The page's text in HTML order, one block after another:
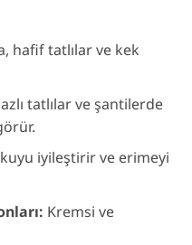
hafif tatlılar ve kek
tatlılar ve şantilerde
iyileştirir ve erimeyi
Kremsi ve